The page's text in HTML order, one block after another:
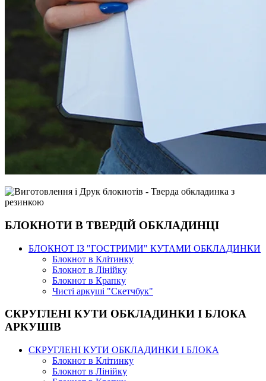
БЛОКНОТИ В ТВЕРДІЙ ОБКЛАДИНЦІ
БЛОКНОТ ІЗ "ГОСТРИМИ" КУТАМИ ОБКЛАДИНКИ
Блокнот в Клітинку
Блокнот в Лінійку
Блокнот в Крапку
Чисті аркуші "Скетчбук"
СКРУГЛЕНІ КУТИ ОБКЛАДИНКИ І БЛОКА
АРКУШІВ
СКРУГЛЕНІ КУТИ ОБКЛАДИНКИ І БЛОКА
Блокнот в Клітинку
Блокнот в Лінійку